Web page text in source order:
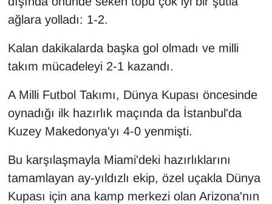
ağlara yolladı: 1-2.
Kalan dakikalarda başka gol olmadı ve milli
takım mücadeleyi 2-1 kazandı.
A Milli Futbol Takımı, Dünya Kupası öncesinde
oynadığı ilk hazırlık maçında da İstanbul'da
Kuzey Makedonya'yı 4-0 yenmişti.
Bu karşılaşmayla Miami'deki hazırlıklarını
tamamlayan ay-yıldızlı ekip, özel uçakla Dünya
Kupası için ana kamp merkezi olan Arizona'nın
SAĞLIK
Sinema - TV
SİYASET
SPOR
TEBRİK
TEKNOLOJİ